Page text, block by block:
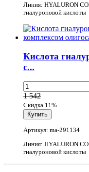
Линия: HYALURON
гиалуроновой кислоты
Кислота
с...
1 542
Скидка 11%
Артикул: ma-291134
Линия: HYALURON
гиалуроновой кислоты